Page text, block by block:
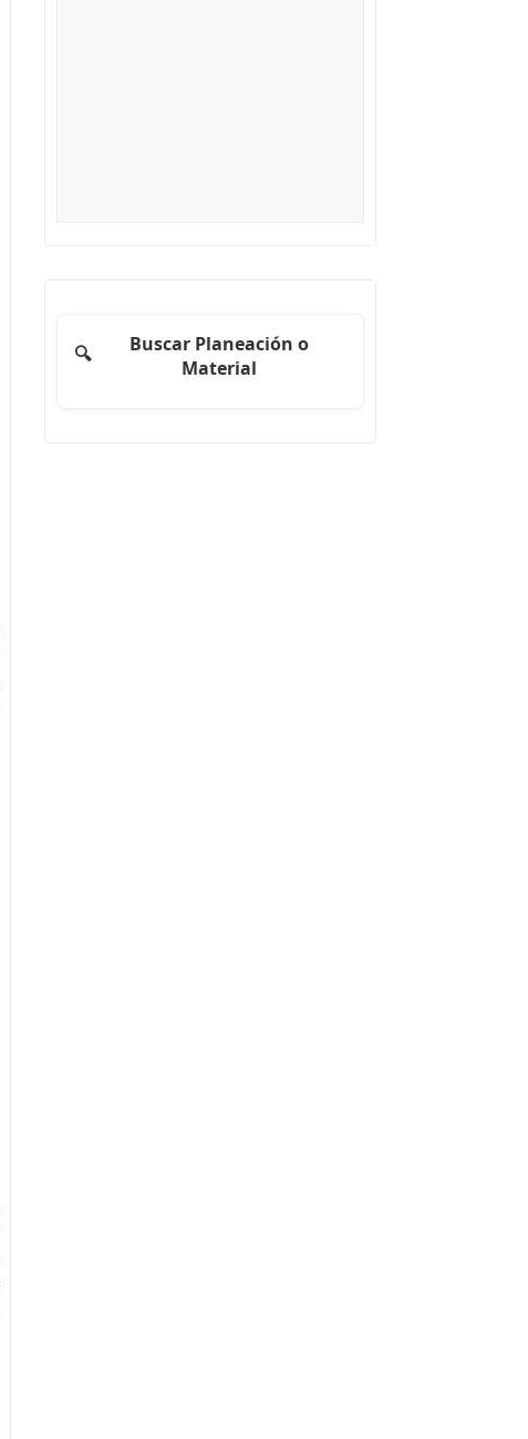
🔍
Buscar Planeación o
Material